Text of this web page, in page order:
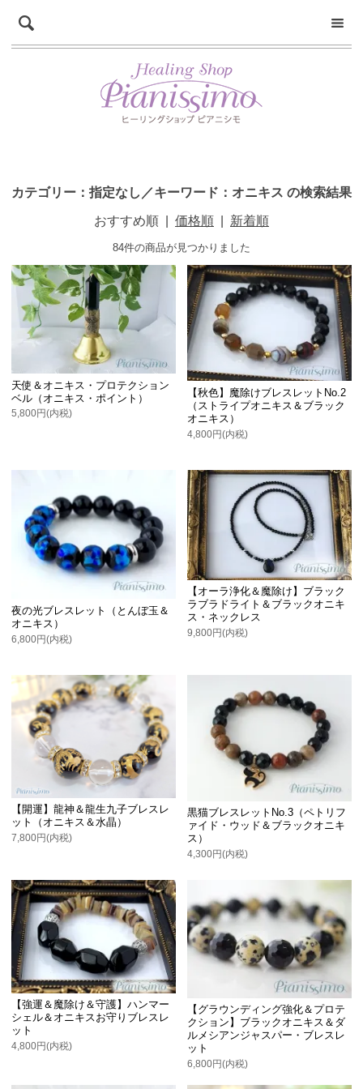
カテゴリー：指定なし／キーワード：オニキス の検索結果
おすすめ順 価格順 新着順
84件の商品が見つかりました
天使＆オニキス・プロテクション
ベル（オニキス・ポイント）
5,800円(内税)
【秋色】魔除けブレスレットNo.2
（ストライプオニキス＆ブラック
オニキス）
4,800円(内税)
夜の光ブレスレット（とんぼ玉＆
オニキス）
6,800円(内税)
【オーラ浄化＆魔除け】ブラック
ラブラドライト＆ブラックオニキ
ス・ネックレス
9,800円(内税)
【開運】龍神＆龍生九子ブレスレ
ット（オニキス＆水晶）
7,800円(内税)
黒猫ブレスレットNo.3（ペトリフ
ァイド・ウッド＆ブラックオニキ
ス）
4,300円(内税)
【強運＆魔除け＆守護】ハンマー
シェル＆オニキスお守りブレスレ
ット
4,800円(内税)
【グラウンディング強化＆プロテ
クション】ブラックオニキス＆ダ
ルメシアンジャスパー・ブレスレ
ット
6,800円(内税)